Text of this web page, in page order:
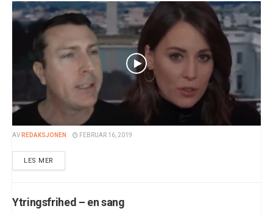
AV REDAKSJONEN FEBRUAR 16, 2019
LES MER
Ytringsfrihed – en sang